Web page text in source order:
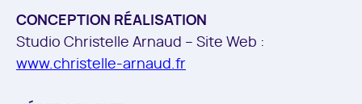
CONCEPTION RÉALISATION
Studio Christelle Arnaud – Site Web :
www.christelle-arnaud.fr